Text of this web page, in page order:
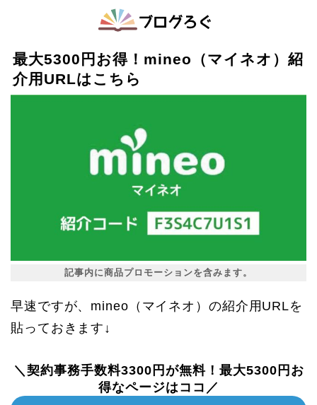
最大5300円お得！mineo（マイネオ）紹
介用URLはこちら
記事内に商品プロモーションを含みます。
早速ですが、mineo（マイネオ）の紹介用URLを
貼っておきます↓
＼契約事務手数料3300円が無料！最大5300円お
得なページはココ／